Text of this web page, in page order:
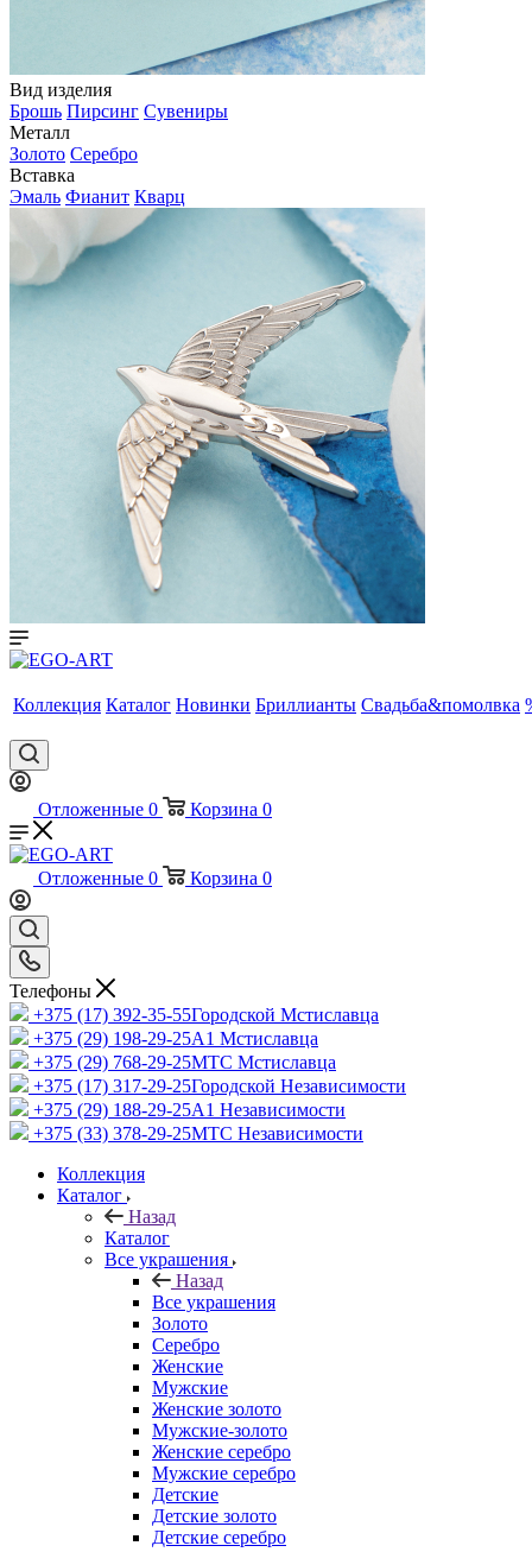
Вид изделия
Брошь Пирсинг Сувениры
Металл
Золото Серебро
Вставка
Эмаль Фианит Кварц
Коллекция Каталог Новинки Бриллианты Свадьба&помолвка
Отложенные 0 Корзина 0
Отложенные 0 Корзина 0
Телефоны
+375 (17) 392-35-55Городской Мстиславца
+375 (29) 198-29-25A1 Мстиславца
+375 (29) 768-29-25МТС Мстиславца
+375 (17) 317-29-25Городской Независимости
+375 (29) 188-29-25A1 Независимости
+375 (33) 378-29-25МТС Независимости
Коллекция
Каталог
Назад
Каталог
Все украшения
Назад
Все украшения
Золото
Серебро
Женские
Мужские
Женские золото
Мужские-золото
Женские серебро
Мужские серебро
Детские
Детские золото
Детские серебро